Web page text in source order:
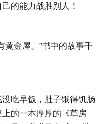
的能力战胜别人！
黄金屋。”书中的故事千
吃早饭，肚子饿得饥肠
的一本厚厚的《草房